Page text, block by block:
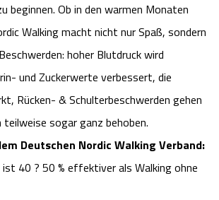
Camping
auf dem Bauernhof
Urlaub mit Hund
Reiten
Kutschen
Regionale Küche
Weltvogelpark Walsrode
Wildpark Schwarze Berge
Otter Zentrum
Unterkünfte
Sehenswürdigkeiten Celle
Shopping Celle
Unterkünfte Celle
beginnen. Ob in den warmen Monaten
Walking macht nicht nur Spaß, sondern
hoher Blutdruck wird
und Zuckerwerte verbessert, die
Rücken- & Schulterbeschwerden gehen
teilweise sogar ganz behoben.
Deutschen Nordic Walking Verband:
ist 40 ? 50 % effektiver als Walking ohne